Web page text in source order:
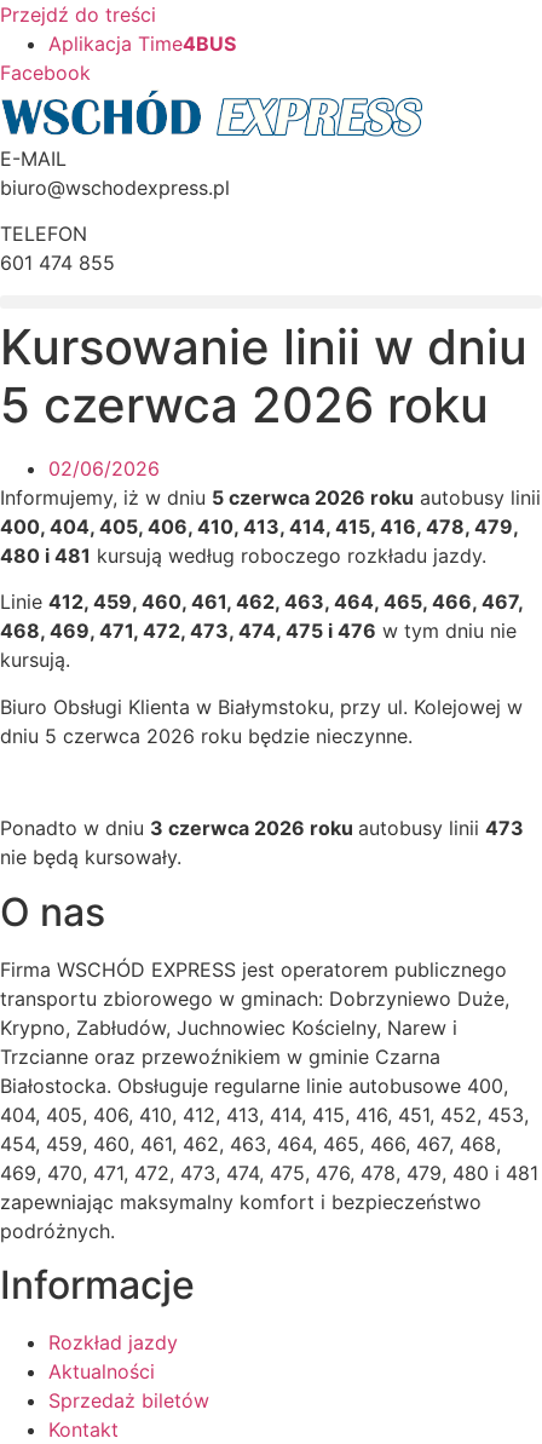
Przejdź do treści
Aplikacja Time4BUS
Facebook
E-MAIL
biuro@wschodexpress.pl
TELEFON
601 474 855
Kursowanie linii w dniu
5 czerwca 2026 roku
02/06/2026
Informujemy, iż w dniu 5 czerwca 2026 roku autobusy linii
400, 404, 405, 406, 410, 413, 414, 415, 416, 478, 479,
480 i 481 kursują według roboczego rozkładu jazdy.
Linie 412, 459, 460, 461, 462, 463, 464, 465, 466, 467,
468, 469, 471, 472, 473, 474, 475 i 476 w tym dniu nie
kursują.
Biuro Obsługi Klienta w Białymstoku, przy ul. Kolejowej w
dniu 5 czerwca 2026 roku będzie nieczynne.
Ponadto w dniu 3 czerwca 2026 roku autobusy linii 473
nie będą kursowały.
O nas
Firma WSCHÓD EXPRESS jest operatorem publicznego
transportu zbiorowego w gminach: Dobrzyniewo Duże,
Krypno, Zabłudów, Juchnowiec Kościelny, Narew i
Trzcianne oraz przewoźnikiem w gminie Czarna
Białostocka. Obsługuje regularne linie autobusowe 400,
404, 405, 406, 410, 412, 413, 414, 415, 416, 451, 452, 453,
454, 459, 460, 461, 462, 463, 464, 465, 466, 467, 468,
469, 470, 471, 472, 473, 474, 475, 476, 478, 479, 480 i 481
zapewniając maksymalny komfort i bezpieczeństwo
podróżnych.
Informacje
Rozkład jazdy
Aktualności
Sprzedaż biletów
Kontakt